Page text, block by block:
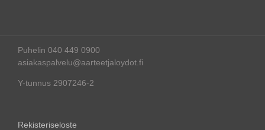
Puhelin 040 449 0900
asiakaspalvelu@aarteetjaloydot.fi
Y-tunnus 2907246-2
Rekisteriseloste